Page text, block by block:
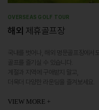
OVERSEAS GOLF TOUR
해외 제휴골프장
국내를 벗어나, 해외 명문골프장에서도
골프를 즐기실 수 있습니다.
계절과 지역에 구애받지 말고,
더욱더 다양한 라운딩을 즐겨보세요.
VIEW MORE +